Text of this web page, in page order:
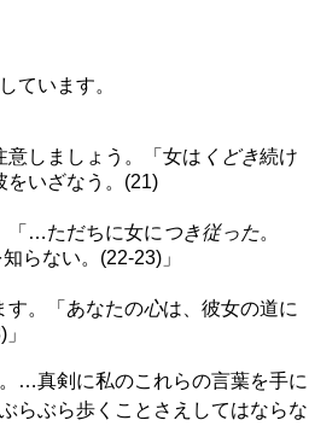
ています。
意しましょう。「女は くどき続け
をいざなう。(21)
「…ただちに女に つき従った。
らない。(22-23)」
す。「あなたの心は、彼女の道に
…真剣に私のこれらの言葉を手に
らぶら歩くことさえしてはならな